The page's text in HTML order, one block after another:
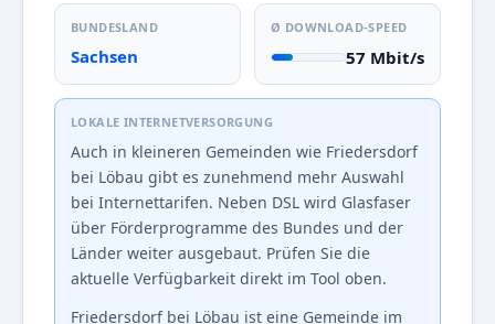
BUNDESLAND
Sachsen
Ø DOWNLOAD-SPEED
57 Mbit/s
LOKALE INTERNETVERSORGUNG
Auch in kleineren Gemeinden wie Friedersdorf
bei Löbau gibt es zunehmend mehr Auswahl
bei Internettarifen. Neben DSL wird Glasfaser
über Förderprogramme des Bundes und der
Länder weiter ausgebaut. Prüfen Sie die
aktuelle Verfügbarkeit direkt im Tool oben.
Friedersdorf bei Löbau ist eine Gemeinde im